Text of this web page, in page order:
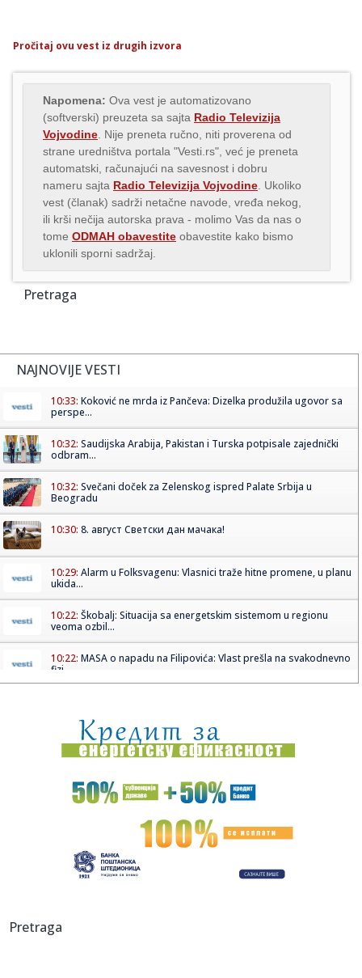
Pročitaj ovu vest iz drugih izvora
Napomena: Ova vest je automatizovano
(softverski) preuzeta sa sajta Radio Televizija
Vojvodine . Nije preneta ručno, niti proverena od
strane uredništva portala "Vesti.rs", već je preneta
automatski, računajući na savesnost i dobru
nameru sajta Radio Televizija Vojvodine . Ukoliko
vest (članak) sadrži netačne navode, vređa nekog,
ili krši nečija autorska prava - molimo Vas da nas o
tome ODMAH obavestite obavestite kako bismo
uklonili sporni sadržaj.
Pretraga
NAJNOVIJE VESTI
10:33: Koković ne mrda iz Pančeva: Dizelka produžila ugovor sa
perspe...
10:32: Saudijska Arabija, Pakistan i Turska potpisale zajednički
odbram...
10:32: Svečani doček za Zelenskog ispred Palate Srbija u
Beogradu
10:30: 8. август Светски дан мачака!
10:29: Alarm u Folksvagenu: Vlasnici traže hitne promene, u planu
ukida...
10:22: Škobalj: Situacija sa energetskim sistemom u regionu
veoma ozbil...
10:22: MASA o napadu na Filipovića: Vlast prešla na svakodnevno
fizi...
10:17:Nik Kejv održao koncert u Beogradu
10:17:Veliki izdavači neće učestvovati na Beogradskom sajmu
knjiga?
Dunav kod Ruse u Bugarskoj pao još pet centimetara, na
10:15:Bravo za mame! 28 beba rođeno u Betaniji, među njima i
takmi...
Pretraga